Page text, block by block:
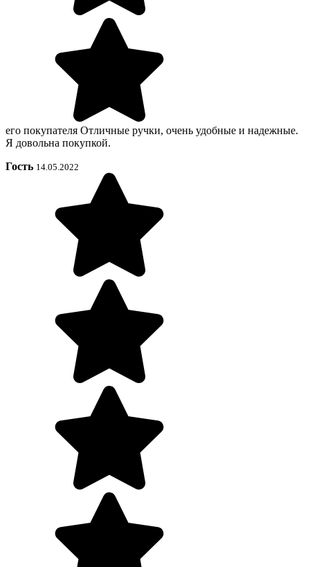
его покупателя Отличные ручки, очень удобные и надежные.
Я довольна покупкой.
Гость 14.05.2022